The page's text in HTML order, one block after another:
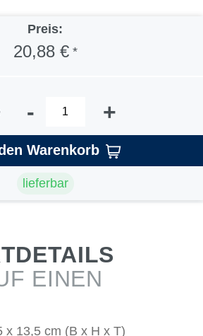
Preis:
20,88 €*
- +
Warenkorb
lieferbar
EINEN
x 13,5 cm (B x H x T)